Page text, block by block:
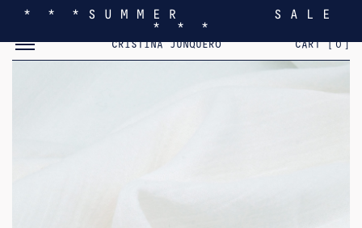
* * * S U M M E R S A L E
* * *
CRISTINA JUNQUERO CART [0]